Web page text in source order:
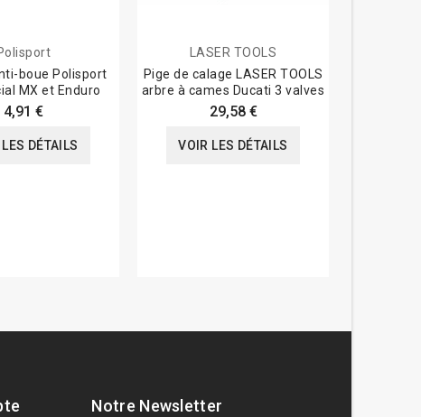
boue Polisport
MX et Enduro
4,91 €
DÉTAILS
LASER TOOLS
Pige de calage LASER TOOLS
arbre à cames Ducati 3 valves
29,58 €
VOIR LES DÉTAILS
Notre Newsletter